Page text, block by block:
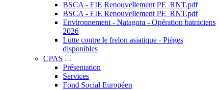
BSCA - EIE Renouvellement PE_RNT.pdf
BSCA - EIE Renouvellement PE_RNT.pdf
Environnement - Natagora - Opération batraciens
2026
Lutte contre le frelon asiatique - Pièges
disponibles
CPAS
Présentation
Services
Fond Social Européen